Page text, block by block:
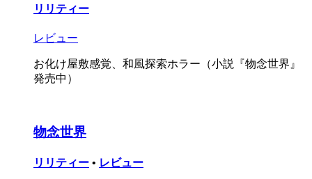
リリティー
レビュー
お化け屋敷感覚、和風探索ホラー（小説『物念世界』
発売中）
物念世界
リリティー • レビュー